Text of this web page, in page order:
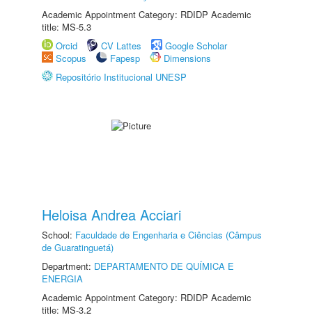
Academic Appointment Category: RDIDP Academic
title: MS-5.3
Orcid
CV Lattes
Google Scholar
Scopus
Fapesp
Dimensions
Repositório Institucional UNESP
Heloisa Andrea Acciari
School: Faculdade de Engenharia e Ciências (Câmpus
de Guaratinguetá)
Department: DEPARTAMENTO DE QUÍMICA E
ENERGIA
Academic Appointment Category: RDIDP Academic
title: MS-3.2